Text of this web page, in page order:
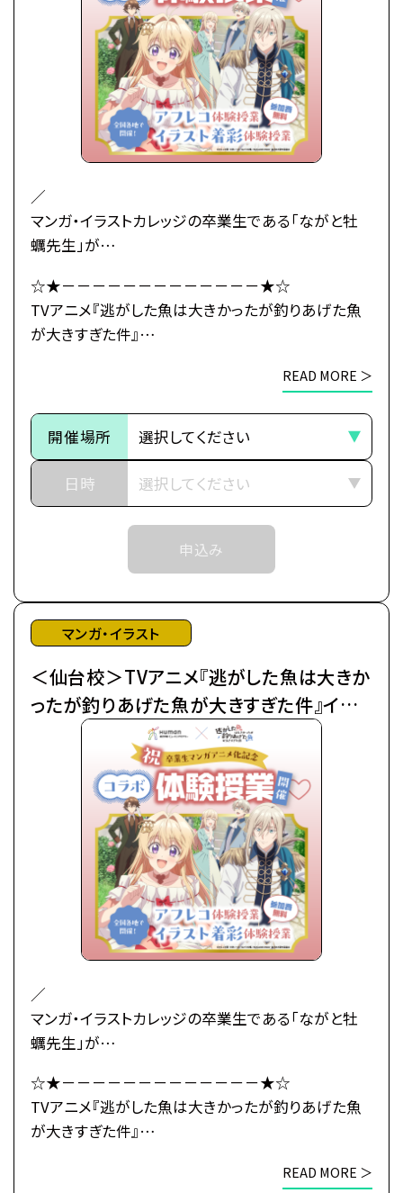
／
マンガ・イラストカレッジの卒業生である「ながと牡
蠣先生」が
TVアニメ『逃がした魚は大きかったが釣りあげた魚
が大きすぎた件』とタイアップ！
＼
本格的なイラスト着彩授業をプロ講師が丁寧にサポ
ートします。
☆★－－－－－－－－－－－－－★☆
TVアニメ『逃がした魚は大きかったが釣りあげた魚
が大きすぎた件』
■作品紹介
「……それはいきなりの婚約破棄で幕を開けた」
武道の名家であるアンノヴァッツィ公爵家の令嬢マリ
末っ子ながらに「武術の才能」を見出され、跡取りと
して育てられた。
しかし、弟が生まれたことにより急遽その役目を降り
ることに…。
父からなるべく優良物件の婿を探せと命じられたも
のの、
ムーロ王国内の目ぼしい貴族子息たちはすでに予約
そこで遠縁の親戚 アイーダを頼って隣国のルビーニ
留学し婚活に励んでいたところ、王立学園の卒業パ
ーティーの場で
初対面の王子レナートから身に覚えのない婚約破棄
を宣言されてしまう――！
婚約もしていないのに婚約破棄されたマリーアの婚
活の行方とは…！？
武闘派令嬢のドタバタラブコメディ開幕！
●注意事項
※定員数は校舎毎に異なります。
そのため、ご予約状況により、
抽選等の対応をさせていただく場合がございます。
READ MORE ＞
開催場所
日時
申込み
マンガ・イラスト
＜仙台校＞TVアニメ『逃がした魚は大きか
ったが釣りあげた魚が大きすぎた件』イラ
スト着彩体験授業
／
マンガ・イラストカレッジの卒業生である「ながと牡
蠣先生」が
TVアニメ『逃がした魚は大きかったが釣りあげた魚
が大きすぎた件』とタイアップ！
＼
☆★－－－－－－－－－－－－－★☆
TVアニメ『逃がした魚は大きかったが釣りあげた魚
が大きすぎた件』
READ MORE ＞